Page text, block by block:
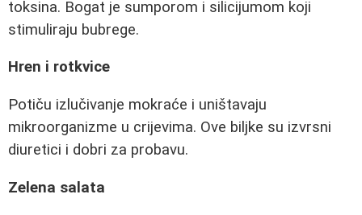
toksina. Bogat je sumporom i silicijumom koji
stimuliraju bubrege.
Hren i rotkvice
Potiču izlučivanje mokraće i uništavaju
mikroorganizme u crijevima. Ove biljke su izvrsni
diuretici i dobri za probavu.
Zelena salata